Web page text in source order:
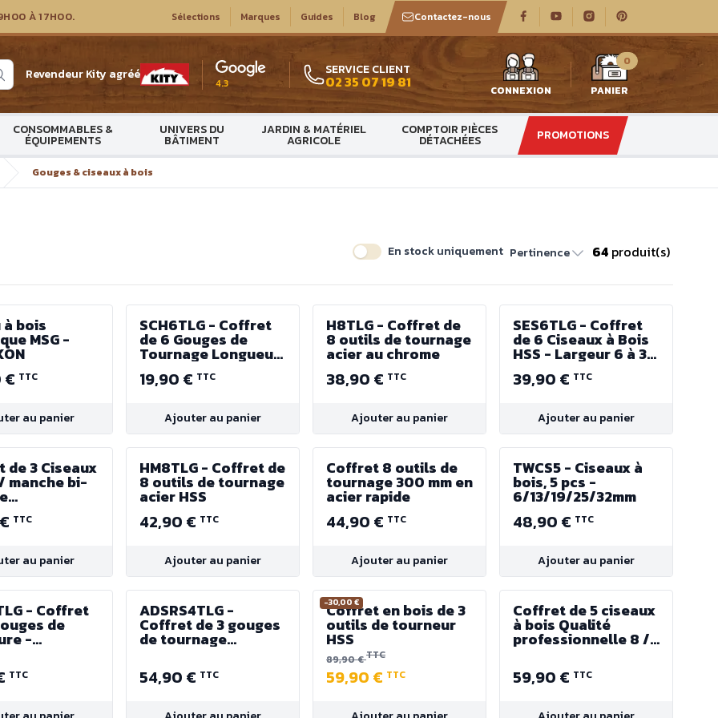
À 17H00. Sélections Marques Guides Blog Contactez-nous
Revendeur Kity agréé
4.3
SERVICE CLIENT
02 35 07 19 81 CONNEXION PANIER
0
CONSOMMABLES &
ÉQUIPEMENTS
UNIVERS DU
BÂTIMENT
JARDIN & MATÉRIEL
AGRICOLE
COMPTOIR PIÈCES
DÉTACHÉES PROMOTIONS
Gouges & ciseaux à bois
En stock uniquement Pertinence 64 produit(s)
à bois
MSG -
€ TTC
au panier
SCH6TLG - Coffret
de 6 Gouges de
Tournage Longueur
185 mm
19,90 € TTC
Ajouter au panier
H8TLG - Coffret de
8 outils de tournage
acier au chrome
38,90 € TTC
Ajouter au panier
SES6TLG - Coffret
de 6 Ciseaux à Bois
HSS - Largeur 6 à 38
39,90 € TTC
Ajouter au panier
de 3 Ciseaux
manche bi-
40mm +
TTC
au panier
HM8TLG - Coffret de
8 outils de tournage
acier HSS
42,90 € TTC
Ajouter au panier
Coffret 8 outils de
tournage 300 mm en
acier rapide
44,90 € TTC
Ajouter au panier
TWCS5 - Ciseaux à
bois, 5 pcs -
6/13/19/25/32mm
48,90 € TTC
Ajouter au panier
- Coffret
de
-
210 mm
TTC
ADSRS4TLG -
Coffret de 3 gouges
de tournage
anneaux prisonniers
+ 1 racloir acier
54,90 € TTC
-30,00 €
Coffret en bois de 3
outils de tourneur
HSS
89,90 €TTC
59,90 € TTC
Coffret de 5 ciseaux
à bois Qualité
professionnelle 8 /
10 / 12 / 15 / 20 mm
59,90 € TTC